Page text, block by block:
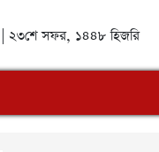
| ২৩শে সফর, ১৪৪৮ হিজরি